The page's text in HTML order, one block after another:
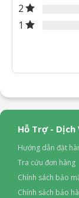
Xuất Xứ & Bảo
Hãng Sản Xuất
Sản Xuất Tại
Bảo hành
12 tháng
2
1
Hỗ Trợ - Dịch
Hướng dẫn đặt
Tra cứu đơn hàng
Chính sách bảo
Chính sách bảo